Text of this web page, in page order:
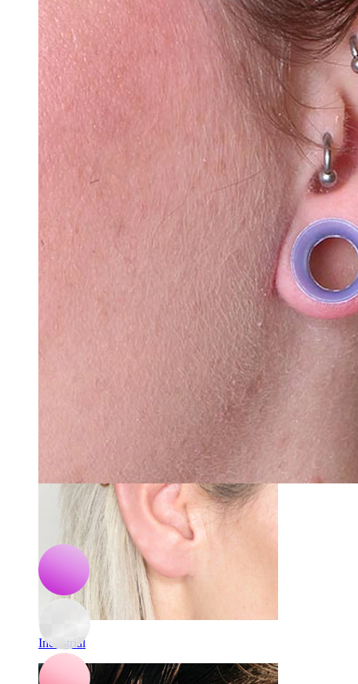
Conch
Industrial
Bodymod Essentials
Ultracienki tunel z silikonu
10,20 zł 12,00 zł